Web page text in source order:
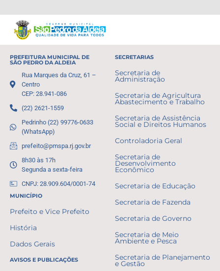
PREFEITURA MUNICIPAL DE
SÃO PEDRO DA ALDEIA
Rua Marques da Cruz, 61 –
Centro
CEP: 28.941-086
(22) 2621-1559
Pedrinho (22) 99776-0633
(WhatsApp)
prefeito@pmspa.rj.gov.br
8h30 às 17h
Segunda a sexta-feira
CNPJ: 28.909.604/0001-74
MUNICÍPIO
Prefeito e Vice Prefeito
História
Dados Gerais
AVISOS E PUBLICAÇÕES
SECRETARIAS
Secretaria de
Administração
Secretaria de Agricultura
Abastecimento e Trabalho
Secretaria de Assistência
Social e Direitos Humanos
Controladoria Geral
Secretaria de
Desenvolvimento
Econômico
Secretaria de Educação
Secretaria de Fazenda
Secretaria de Governo
Secretaria de Meio
Ambiente e Pesca
Secretaria de Planejamento
e Gestão